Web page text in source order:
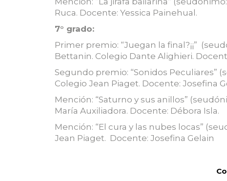
Ruca. Docente: Yessica Painehual.
7° grado:
Primer premio: “Juegan la final?¡¡”
Bettanin. Colegio Dante Alighieri.
Segundo premio: “Sonidos Peculiares”
Colegio Jean Piaget. Docente: Josefina
Mención: “Saturno y sus anillos”
María Auxiliadora. Docente: Débora Isla.
Mención: “El cura y las nubes locas”
Jean Piaget. Docente: Josefina Gelain